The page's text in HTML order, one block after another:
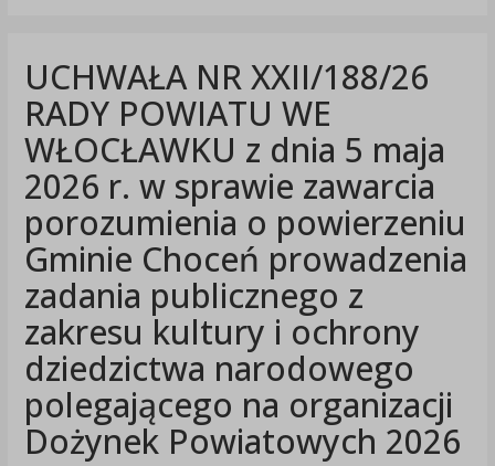
UCHWAŁA NR XXII/188/26
RADY POWIATU WE
WŁOCŁAWKU z dnia 5 maja
2026 r. w sprawie zawarcia
porozumienia o powierzeniu
Gminie Choceń prowadzenia
zadania publicznego z
zakresu kultury i ochrony
dziedzictwa narodowego
polegającego na organizacji
Dożynek Powiatowych 2026